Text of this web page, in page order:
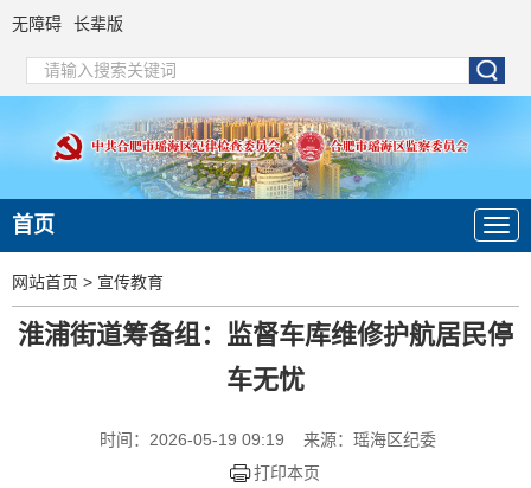
无障碍 长辈版
首页
网站首页 > 宣传教育
淮浦街道筹备组：监督车库维修护航居民停
车无忧
时间：2026-05-19 09:19
来源：瑶海区纪委
打印本页